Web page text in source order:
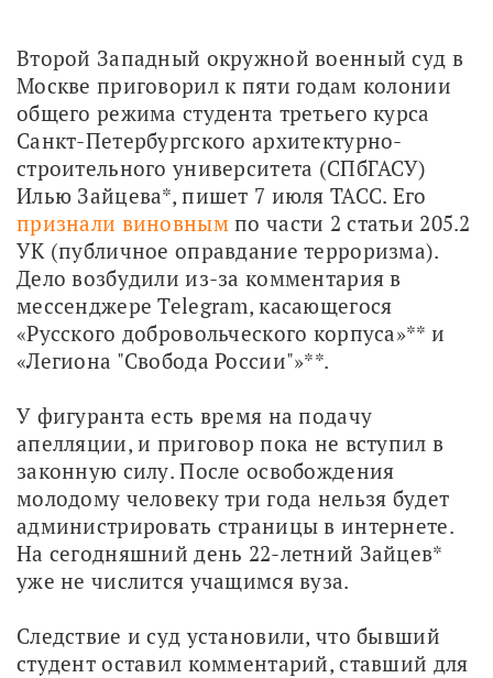
Второй Западный окружной военный суд в
Москве приговорил к пяти годам колонии
общего режима студента третьего курса
Санкт-Петербургского архитектурно-
строительного университета (СПбГАСУ)
признали виновным по части 2 статьи 205.2
УК (публичное оправдание терроризма).
Дело возбудили из-за комментария в
мессенджере Telegram, касающегося
«Русского добровольческого корпуса»** и
«Легиона "Свобода России"»**.
У фигуранта есть время на подачу
апелляции, и приговор пока не вступил в
законную силу. После освобождения
молодому человеку три года нельзя будет
администрировать страницы в интернете.
На сегодняшний день 22-летний Зайцев*
уже не числится учащимся вуза.
Следствие и суд установили, что бывший
студент оставил комментарий, ставший для